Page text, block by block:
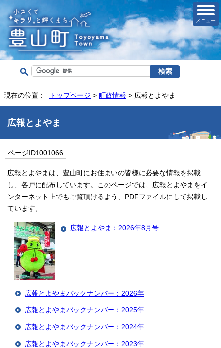
メニュー
現在の位置： トップページ > 町政情報 > 広報とよやま
広報とよやま
ページID1001066
広報とよやまは、豊山町にお住まいの皆様に必要な情報を掲載
し、各戸に配布しています。このページでは、広報とよやまをイ
ンターネット上でもご覧頂けるよう、PDFファイルにして掲載し
ています。
広報とよやま：2026年8月号
広報とよやまバックナンバー：2026年
広報とよやまバックナンバー：2025年
広報とよやまバックナンバー：2024年
広報とよやまバックナンバー：2023年